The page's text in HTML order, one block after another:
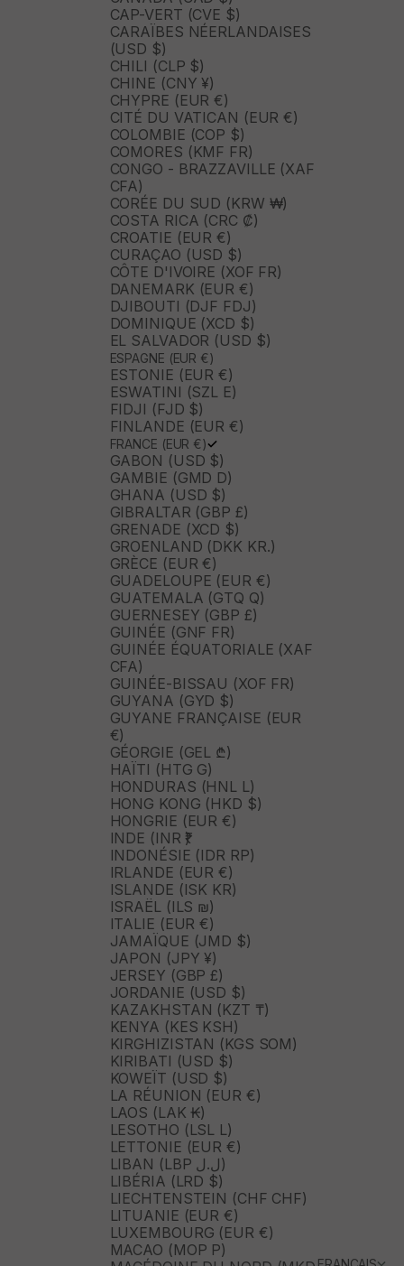
CAP-VERT (CVE $)
CARAÏBES NÉERLANDAISES
(USD $)
CHILI (CLP $)
CHINE (CNY ¥)
CHYPRE (EUR €)
CITÉ DU VATICAN (EUR €)
COLOMBIE (COP $)
COMORES (KMF FR)
CONGO - BRAZZAVILLE (XAF
CFA)
CORÉE DU SUD (KRW ₩)
COSTA RICA (CRC ₡)
CROATIE (EUR €)
CURAÇAO (USD $)
CÔTE D'IVOIRE (XOF FR)
DANEMARK (EUR €)
DJIBOUTI (DJF FDJ)
DOMINIQUE (XCD $)
EL SALVADOR (USD $)
ESPAGNE (EUR €)
ESTONIE (EUR €)
ESWATINI (SZL E)
FIDJI (FJD $)
FINLANDE (EUR €)
FRANCE (EUR €)
GABON (USD $)
GAMBIE (GMD D)
GHANA (USD $)
GIBRALTAR (GBP £)
GRENADE (XCD $)
GROENLAND (DKK KR.)
GRÈCE (EUR €)
GUADELOUPE (EUR €)
GUATEMALA (GTQ Q)
GUERNESEY (GBP £)
GUINÉE (GNF FR)
GUINÉE ÉQUATORIALE (XAF
CFA)
GUINÉE-BISSAU (XOF FR)
GUYANA (GYD $)
GUYANE FRANÇAISE (EUR
€)
GÉORGIE (GEL ₾)
HAÏTI (HTG G)
HONDURAS (HNL L)
HONG KONG (HKD $)
HONGRIE (EUR €)
INDE (INR ₹)
INDONÉSIE (IDR RP)
IRLANDE (EUR €)
ISLANDE (ISK KR)
ISRAËL (ILS ₪)
ITALIE (EUR €)
JAMAÏQUE (JMD $)
JAPON (JPY ¥)
JERSEY (GBP £)
JORDANIE (USD $)
KAZAKHSTAN (KZT ₸)
KENYA (KES KSH)
KIRGHIZISTAN (KGS SOM)
KIRIBATI (USD $)
KOWEÏT (USD $)
LA RÉUNION (EUR €)
LAOS (LAK ₭)
LESOTHO (LSL L)
LETTONIE (EUR €)
LIBAN (LBP ل.ل)
LIBÉRIA (LRD $)
LIECHTENSTEIN (CHF CHF)
LITUANIE (EUR €)
LUXEMBOURG (EUR €)
MACAO (MOP P)